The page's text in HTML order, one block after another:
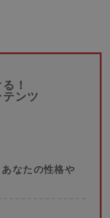
！
ンツ
なたの性格や